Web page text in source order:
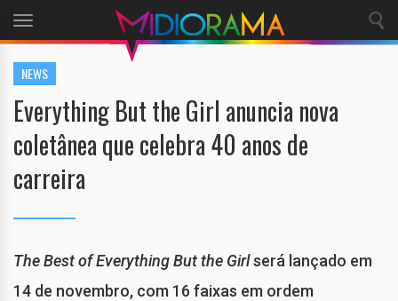
Toggle
navigation
NEWS
Everything But the Girl anuncia nova
coletânea que celebra 40 anos de
carreira
The Best of Everything But the Girlserá lançado em
14 de novembro, com 16 faixas em ordem